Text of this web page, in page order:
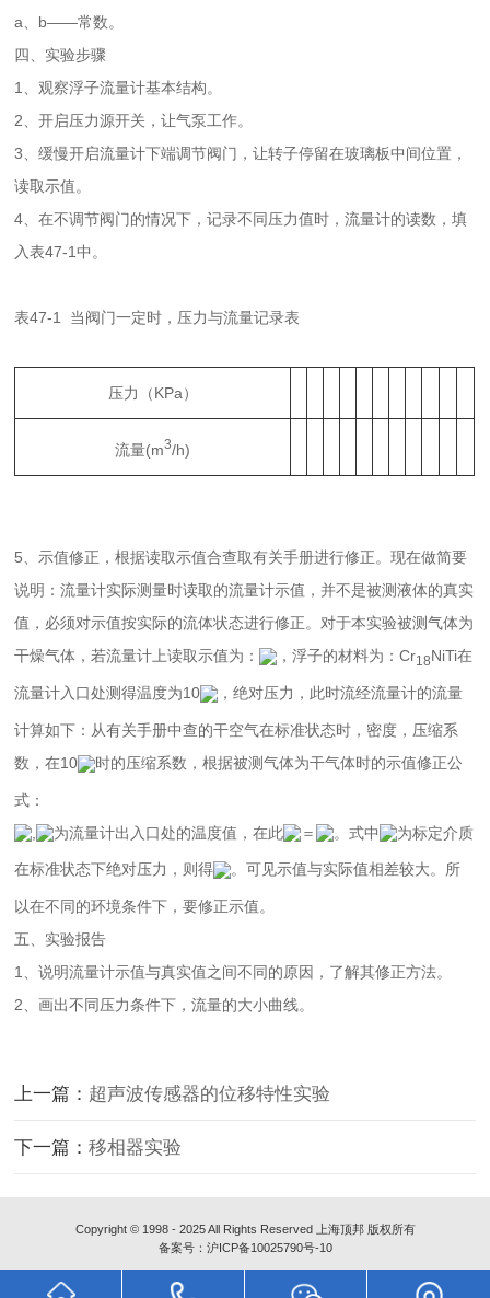
a、b——常数。
四、实验步骤
1、观察浮子流量计基本结构。
2、开启压力源开关，让气泵工作。
3、缓慢开启流量计下端调节阀门，让转子停留在玻璃板中间位置，
读取示值。
4、在不调节阀门的情况下，记录不同压力值时，流量计的读数，填
入表47-1中。
表47-1 当阀门一定时，压力与流量记录表
压力（KPa）
流量(m3/h)
5、示值修正，根据读取示值合查取有关手册进行修正。现在做简要
说明：流量计实际测量时读取的流量计示值，并不是被测液体的真实
值，必须对示值按实际的流体状态进行修正。对于本实验被测气体为
干燥气体，若流量计上读取示值为：
，浮子的材料为：Cr18NiTi在
流量计入口处测得温度为10 ，绝对压力，此时流经流量计的流量
计算如下：从有关手册中查的干空气在标准状态时，密度，压缩系
数，在10
时的压缩系数，根据被测气体为干气体时的示值修正公
式：
为流量计出入口处的温度值，在此 ＝ 。式中 为标定介质
在标准状态下绝对压力，则得 。可见示值与实际值相差较大。所
以在不同的环境条件下，要修正示值。
五、实验报告
1、说明流量计示值与真实值之间不同的原因，了解其修正方法。
2、画出不同压力条件下，流量的大小曲线。
上一篇： 超声波传感器的位移特性实验
下一篇：移相器实验
Copyright © 1998 - 2025 All Rights Reserved 上海顶邦 版权所有
备案号：沪ICP备10025790号-10